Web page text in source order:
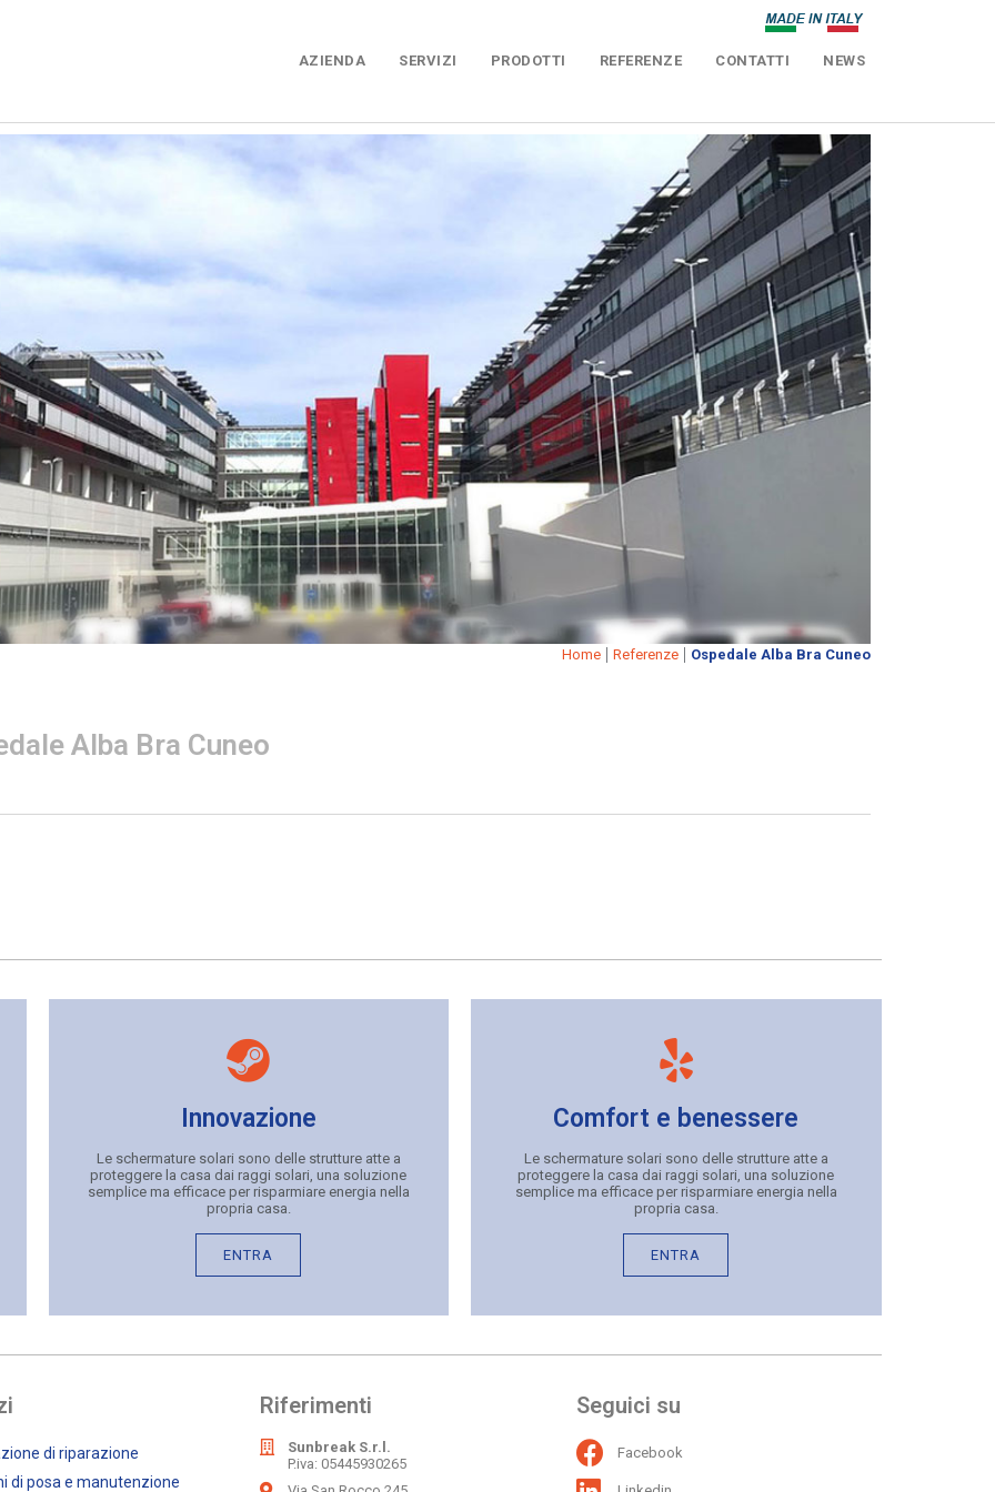
AZIENDA SERVIZI PRODOTTI REFERENZE CONTATTI NEWS
Home | Referenze | Ospedale Alba Bra Cuneo
Alba Bra Cuneo
Innovazione
Le schermature solari sono delle strutture atte a
proteggere la casa dai raggi solari, una soluzione
semplice ma efficace per risparmiare energia nella
propria casa.
ENTRA
Comfort e benessere
Le schermature solari sono delle strutture atte a
proteggere la casa dai raggi solari, una soluzione
semplice ma efficace per risparmiare energia nella
propria casa.
ENTRA
di riparazione
di posa e manutenzione
Riferimenti
Sunbreak S.r.l.
P.iva: 05445930265
Seguici su
Facebook